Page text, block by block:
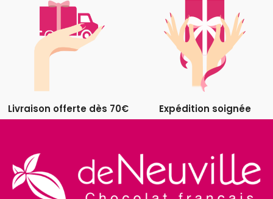
Livraison offerte dès 70€ Expédition soignée